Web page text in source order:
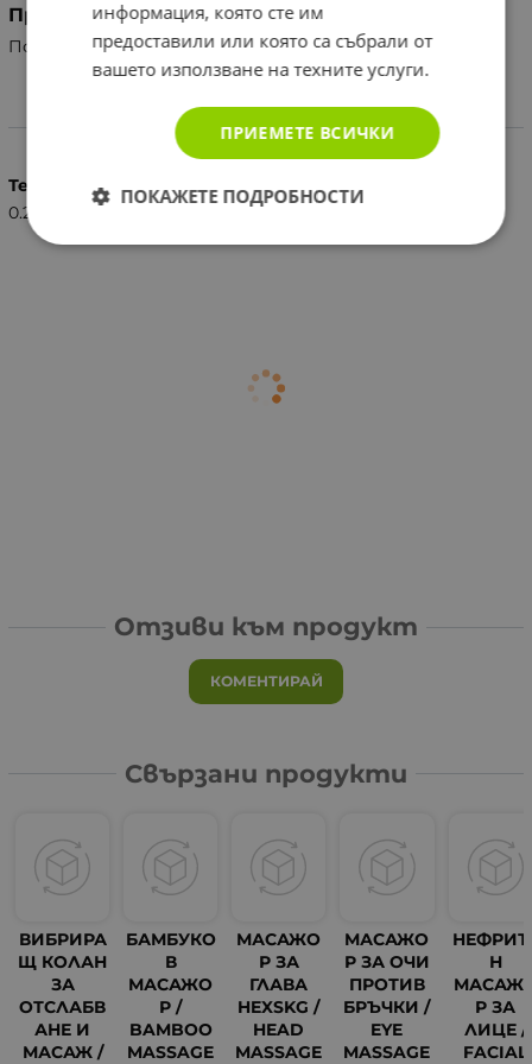
Производител
Полша, VERK GROUP SIKORSKI SP.K.
Характеристики
Тегло (кг.)
0.25
Отзиви към продукт
КОМЕНТИРАЙ
Свързани продукти
ВИБРИРА
Щ КОЛАН
ЗА
ОТСЛАБВ
АНЕ И
МАСАЖ /
БАМБУКО
В
МАСАЖО
Р /
BAMBOO
MASSAGE
МАСАЖО
Р ЗА
ГЛАВА
HEXSKG /
HEAD
MASSAGE
МАСАЖО
Р ЗА ОЧИ
ПРОТИВ
БРЪЧКИ /
EYE
MASSAGE
Н
Р ЗА
ЛИЦЕ /
FACIAL
информация, която сте им
предоставили или която са събрали от
вашето използване на техните услуги.
ПРИЕМЕТЕ ВСИЧКИ
ПОКАЖЕТЕ ПОДРОБНОСТИ